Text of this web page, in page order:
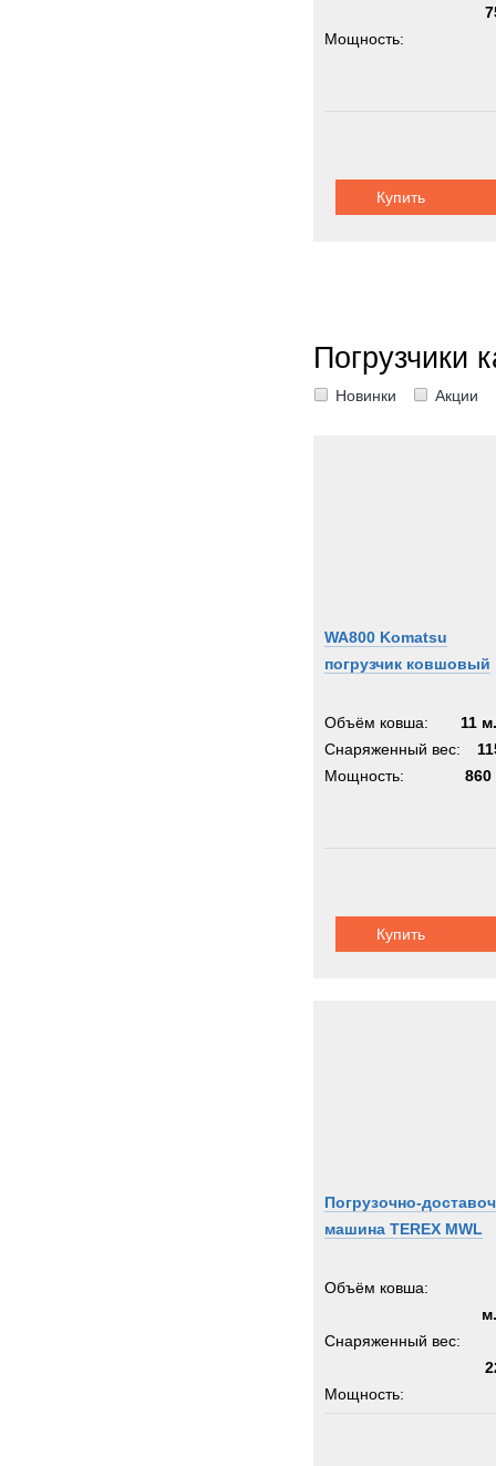
Мощность:
Купить
Погрузчики
Новинки Акции
WA800 Komatsu
погрузчик ковшовый
Объём ковша:
11
Снаряженный вес:
Мощность:
860
Купить
Погрузочно-
машина TEREX MWL
Объём ковша:
Снаряженный вес:
Мощность: